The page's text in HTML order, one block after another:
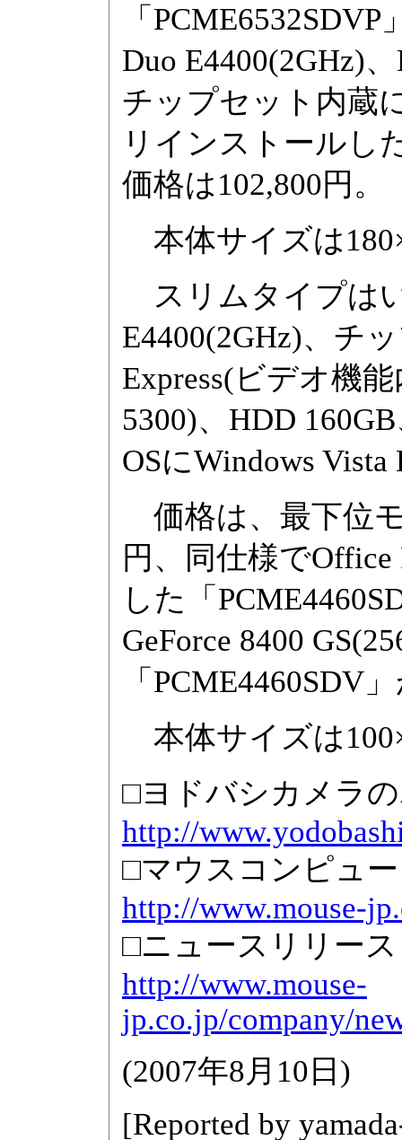
「
Duo E4400(2GHz)
チップセット内蔵
リインストールし
価格は102,800円。
本体サイズは
スリムタイプは
E4400(2GHz)、チ
Express(ビデオ機
5300)、HDD
OSにWindows
価格は、最下位モ
円、同仕様で
した「
GeForce 8400
「PCME4460SDV
本体サイズは
□ヨドバシカメラ
http://
□マウスコンピュ
http://www.mouse-
□ニュースリリース
http://www.mouse-
jp.co.jp/company/
(2007年8月10日 )
[Reported by